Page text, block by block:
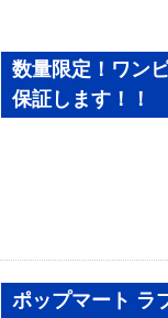
数量限定！ワン
保証します！！
ポップマート ラ